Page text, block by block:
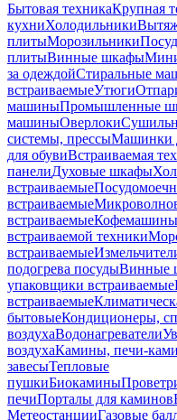
Бытовая техникаКрупная
кухниХолодильники
плитыМорозильники
плитыВинные шкафы
за одеждойСтиральные
встраиваемыеУтюги
машиныПромышленные
машиныОверлоки
системы, прессыМашинки
для обувиВстраиваемая
панелиДуховые шкафы
встраиваемые
встраиваемые
встраиваемыеКофемашины
встраиваемой техники
встраиваемые
подогрева посудыВинные
упаковщики встраиваемые
встраиваемые
бытовыеКондиционеры,
воздухаВодонагреватели
воздухаКамины, печи-
завесыТепловые
пушкиБиокамины
печиПорталы для каминов
МетеостанцииГазовые